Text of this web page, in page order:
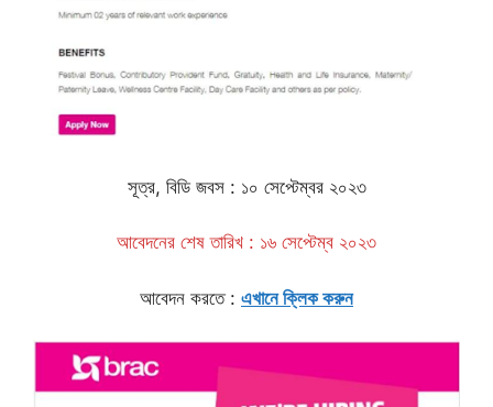
সূত্র, বিডি জবস : ১০ সেপ্টেম্বর ২০২৩
আবেদনের শেষ তারিখ : ১৬ সেপ্টেম্ব ২০২৩
আবেদন করতে : এখানে ক্লিক করুন